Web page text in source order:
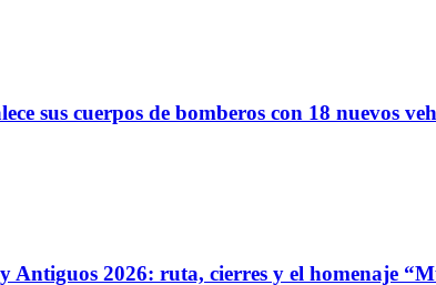
sus cuerpos de bomberos con 18 nuevos
Antiguos 2026: ruta, cierres y el homenaje